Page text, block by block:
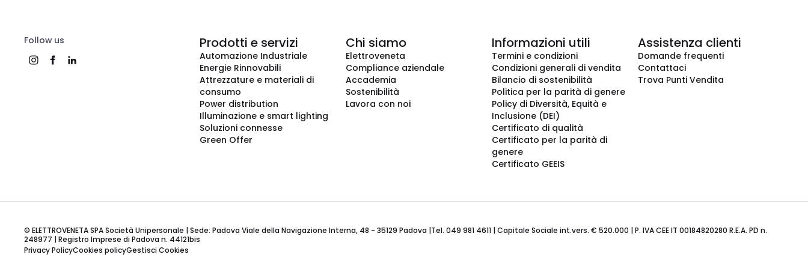
Follow us Prodotti e servizi
Automazione Industriale
Energie Rinnovabili
Attrezzature e materiali di
consumo
Power distribution
Illuminazione e smart lighting
Soluzioni connesse
Green Offer
Chi siamo
Elettroveneta
Compliance aziendale
Accademia
Sostenibilità
Lavora con noi
Informazioni utili
Termini e condizioni
Condizioni generali di vendita
Bilancio di sostenibilità
Politica per la parità di genere
Policy di Diversità, Equità e
Inclusione (DEI)
Certificato di qualità
Certificato per la parità di
genere
Certificato GEEIS
Assistenza clienti
Domande frequenti
Contattaci
Trova Punti Vendita
© ELETTROVENETA SPA Società Unipersonale | Sede: Padova Viale della Navigazione Interna, 48 - 35129 Padova |Tel. 049 981 4611 | Capitale Sociale int.vers. € 520.000 | P. IVA CEE IT 00184820280 R.E.A. PD n.
248977 | Registro Imprese di Padova n. 44121bis
Privacy PolicyCookies policyGestisci Cookies